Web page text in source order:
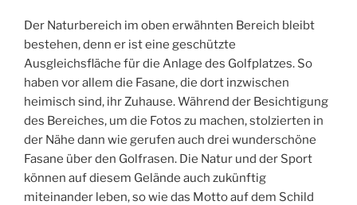
Der Naturbereich im oben erwähnten Bereich bleibt
bestehen, denn er ist eine geschützte
Ausgleichsfläche für die Anlage des Golfplatzes. So
haben vor allem die Fasane, die dort inzwischen
heimisch sind, ihr Zuhause. Während der Besichtigung
des Bereiches, um die Fotos zu machen, stolzierten in
der Nähe dann wie gerufen auch drei wunderschöne
Fasane über den Golfrasen. Die Natur und der Sport
können auf diesem Gelände auch zukünftig
miteinander leben, so wie das Motto auf dem Schild